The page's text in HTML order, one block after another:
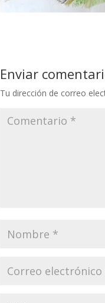
Enviar
Tu dirección de correo